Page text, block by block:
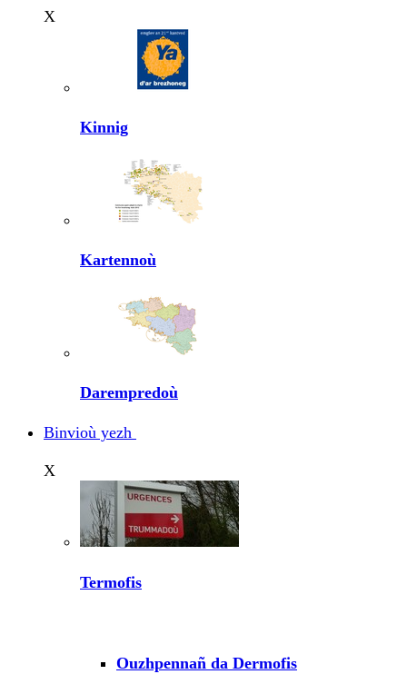
X
Kinnig
Kartennoù
Darempredoù
Binvioù yezh
X
Termofis
Ouzhpennañ da Dermofis